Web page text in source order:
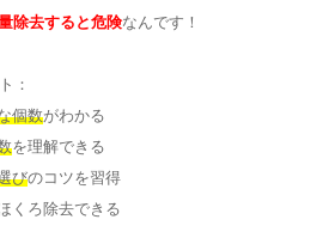
除去すると危険なんです！
：
個数がわかる
を理解できる
びのコツを習得
くろ除去できる
한국어